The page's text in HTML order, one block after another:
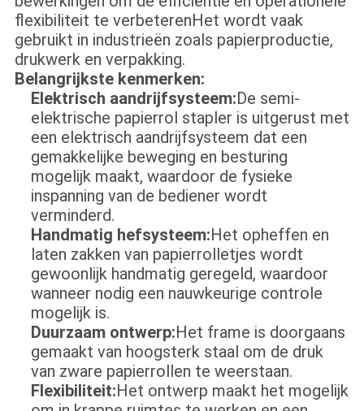
flexibiliteit te verbeterenHet wordt vaak
gebruikt in industrieën zoals papierproductie,
drukwerk en verpakking.
Belangrijkste kenmerken:
Elektrisch aandrijfsysteem:De semi-
elektrische papierrol stapler is uitgerust met
een elektrisch aandrijfsysteem dat een
gemakkelijke beweging en besturing
mogelijk maakt, waardoor de fysieke
inspanning van de bediener wordt
verminderd.
Handmatig hefsysteem:Het opheffen en
laten zakken van papierrolletjes wordt
gewoonlijk handmatig geregeld, waardoor
wanneer nodig een nauwkeurige controle
mogelijk is.
Duurzaam ontwerp:Het frame is doorgaans
gemaakt van hoogsterk staal om de druk
van zware papierrollen te weerstaan.
Flexibiliteit:Het ontwerp maakt het mogelijk